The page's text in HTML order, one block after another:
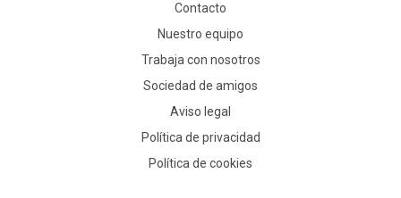
Contacto
Nuestro equipo
Trabaja con nosotros
Sociedad de amigos
Aviso legal
Política de privacidad
Política de cookies